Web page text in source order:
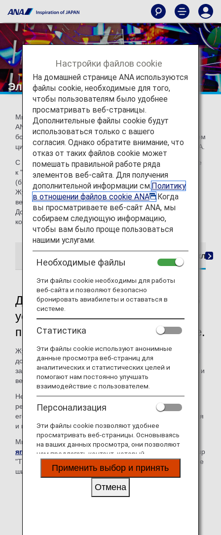
Электронная библиотека
Мы перешли на цифровой формат бортового журнала
ANA Group "TSUBASA -GLOBAL WINGS-" и других
бортовых печатных изданий. Он будет доступен на вашем
цифровом устройстве через мобильное приложение ANA.
С 1 июля 2021 года газеты будут доступны в дополнение
к "TSUBASA -GLOBAL WINGS-" и другим журналам
(бизнес, рестораны, спорт и т.д.).
Журнал "TSUBASA -GLOBAL WINGS-" также доступен в
веб-браузере.
Дополнительную информацию об услуге и клиентах,
которым предоставляется услуга, см. ниже.
Дополнительную информацию об услуге и
Дополнительную информацию об
услуге и клиентах, которым
предоставляется услуга, см. ниже.
Журнал TSUBASA -GLOBAL WINGS-, который ранее был
доступен только в печатном виде на борту и в наших
залах ожидания, будет доступен через приложение ANA и
веб-сайт ANA.
Независимо от того, путешествуете ли вы на наших
рейсах, вы сможете загружать журнал и просматривать
его на собственном цифровом устройстве в любое время
и в любом месте.
Мы также создалиВеб-сайт (Доступно только на
японском языке.)
для бортового журнала ANA Group
"TSUBASA -GLOBAL WINGS-", чтобы его мог читать более
широкий круг пассажиров.
* Пассажирам рейсов ANA, желающим получить
бумажную копию журнала, будет предоставлен
Настройки файлов cookie
На домашней странице ANA используются
файлы cookie, необходимые для того,
чтобы пользователям было удобнее
просматривать веб-страницы.
Дополнительные файлы cookie будут
использоваться только с вашего
согласия. Однако обратите внимание, что
отказ от таких файлов cookie может
помешать правильной работе ряда
элементов веб-сайта. Для получения
дополнительной информации см.Политику
в отношении файлов cookie ANA
.Когда
вы просматриваете веб-сайт ANA, мы
собираем следующую информацию,
чтобы вам было проще пользоваться
нашими услугами.
Необходимые файлы
Эти файлы cookie необходимы для работы
веб-сайта и позволяют безопасно
бронировать авиабилеты и оставаться в
системе.
Статистика
Эти файлы cookie используют анонимные
данные просмотра веб-страниц для
аналитических и статистических целей и
помогают нам постоянно улучшать
взаимодействие с пользователем.
Персонализация
Эти файлы cookie позволяют удобнее
просматривать веб-страницы. Основываясь
на ваших данных просмотра, они позволяют
нам предлагать контент, который
соответствует вашим личным интересам, в
виде веб-сайтов, электронной почты,
Применить выбор и принять
Отмена